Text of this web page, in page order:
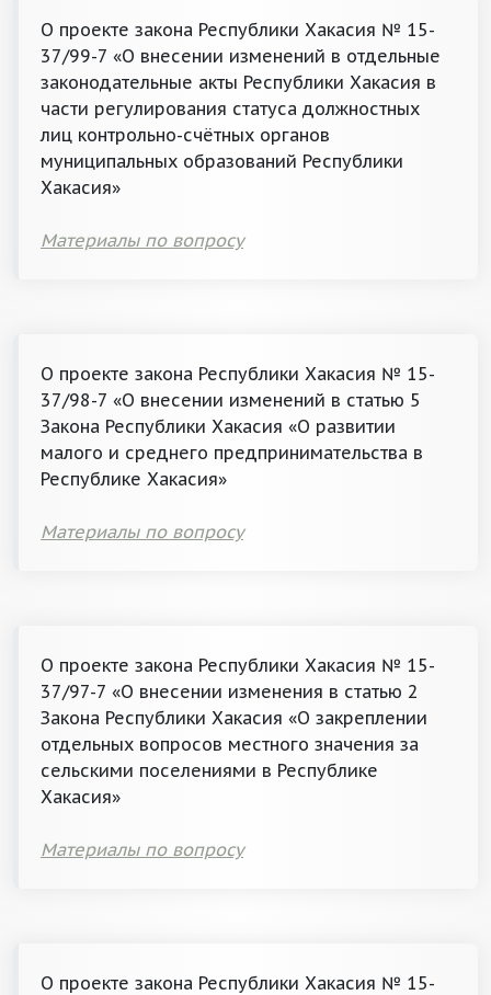
О проекте закона Республики Хакасия № 15-
37/99-7 «О внесении изменений в отдельные
законодательные акты Республики Хакасия в
части регулирования статуса должностных
лиц контрольно-счётных органов
муниципальных образований Республики
Хакасия»
Материалы по вопросу
О проекте закона Республики Хакасия № 15-
37/98-7 «О внесении изменений в статью 5
Закона Республики Хакасия «О развитии
малого и среднего предпринимательства в
Республике Хакасия»
Материалы по вопросу
О проекте закона Республики Хакасия № 15-
37/97-7 «О внесении изменения в статью 2
Закона Республики Хакасия «О закреплении
отдельных вопросов местного значения за
сельскими поселениями в Республике
Хакасия»
Материалы по вопросу
О проекте закона Республики Хакасия № 15-